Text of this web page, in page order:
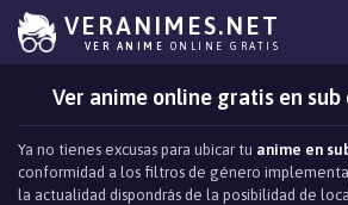
VERANIMES.NET
VER ANIME ONLINE GRATIS
Ver anime online gratis en
Ya no tienes excusas para ubicar tu anime en
conformidad a los filtros de género
la actualidad dispondrás de la posibilidad de